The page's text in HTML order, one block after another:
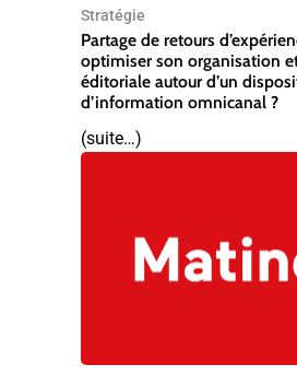
Stratégie
Partage de retours
optimiser son organisation
éditoriale autour d’un
d’information omnicanal ?
(suite…)